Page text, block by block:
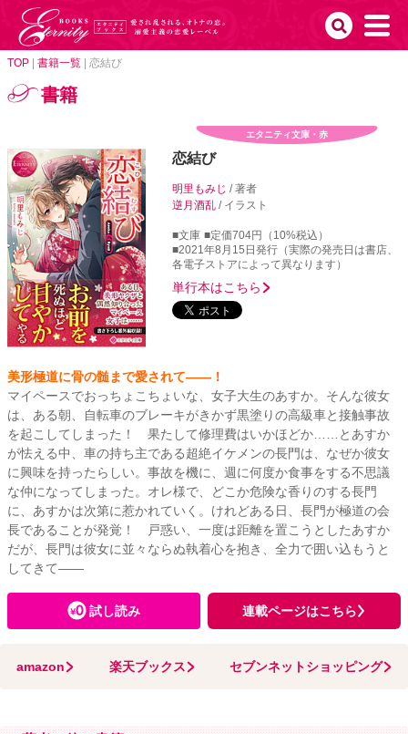
TOP 書籍一覧 恋結び
書籍
エタニティ文庫・赤
恋結び
明里もみじ/ 著者
逆月酒乱 / イラスト
■文庫 ■定価704円（10%税込）
■2021年8月15日発行（実際の発売日は書店、
各電子ストアによって異なります）
単行本はこちら
美形極道に骨の髄まで愛されて――！
マイペースでおっちょこちょいな、女子大生のあすか。そんな彼女
は、ある朝、自転車のブレーキがきかず黒塗りの高級車と接触事故
を起こしてしまった！ 果たして修理費はいかほどか……とあすか
が怯える中、車の持ち主である超絶イケメンの長門は、なぜか彼女
に興味を持ったらしい。事故を機に、週に何度か食事をする不思議
な仲になってしまった。オレ様で、どこか危険な香りのする長門
に、あすかは次第に惹かれていく。けれどある日、長門が極道の会
長であることが発覚！ 戸惑い、一度は距離を置こうとしたあすか
だが、長門は彼女に並々ならぬ執着心を抱き、全力で囲い込もうと
してきて――
試し読み 連載ページはこちら
amazon 楽天ブックス セブンネットショッピング